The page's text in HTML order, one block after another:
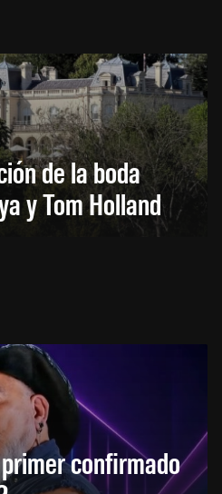
de la boda
y Tom Holland
confirmado